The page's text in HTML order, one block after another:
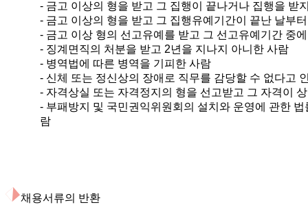
- 금고 이상의 형을 받고 그 집행이 끝나거나 집행을 받
- 금고 이상의 형을 받고 그 집행유예기간이 끝난 날부
- 금고 이상 형의 선고유예를 받고 그 선고유예기간 중
- 징계면직의 처분을 받고 2년을 지나지 아니한 사람
- 병역법에 따른 병역을 기피한 사람
- 신체 또는 정신상의 장애로 직무를 감당할 수 없다고
- 자격상실 또는 자격정지의 형을 선고받고 그 자격이
- 부패방지 및 국민권익위원회의 설치와 운영에 관한
람
채용서류의 반환